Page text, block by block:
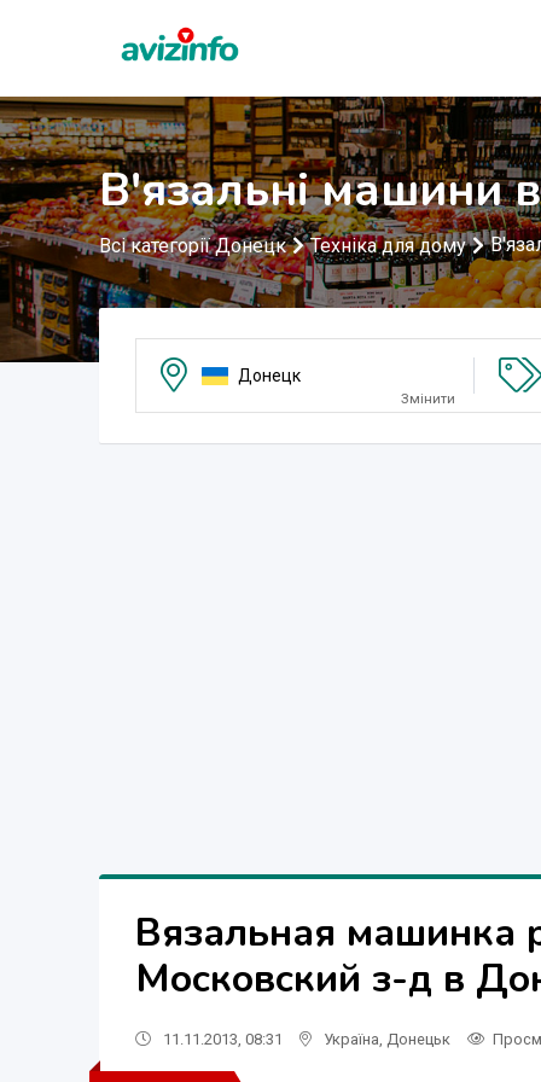
В'язальні машини
Всі категорії Донецк Техніка для дому
Донецк
Змінити
Вязальная машинка
Московский з-д в
11.11.2013, 08:31 Україна Донецьк